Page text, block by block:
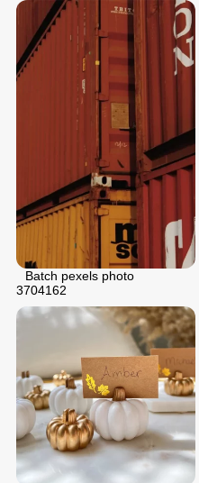
Batch pexels photo
3704162